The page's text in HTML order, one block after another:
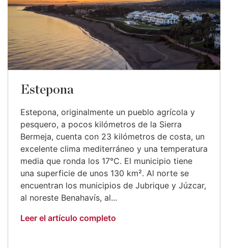
Estepona
Estepona, originalmente un pueblo agrícola y
pesquero, a pocos kilómetros de la Sierra
Bermeja, cuenta con 23 kilómetros de costa, un
excelente clima mediterráneo y una temperatura
media que ronda los 17°C. El municipio tiene
una superficie de unos 130 km². Al norte se
encuentran los municipios de Jubrique y Júzcar,
al noreste Benahavís, al...
Leer el artículo completo